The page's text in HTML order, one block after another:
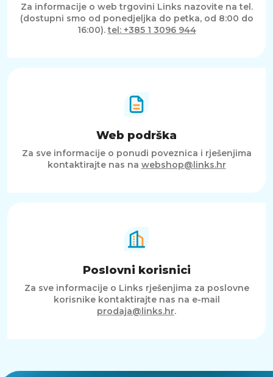
Za informacije o web trgovini Links nazovite na tel.
(dostupni smo od ponedjeljka do petka, od 8:00 do
16:00).tel: +385 1 3096 944
Web podrška
Za sve informacije o ponudi poveznica i rješenjima
kontaktirajte nas na webshop@links.hr
Poslovni korisnici
Za sve informacije o Links rješenjima za poslovne
korisnike kontaktirajte nas na e-mail
prodaja@links.hr.